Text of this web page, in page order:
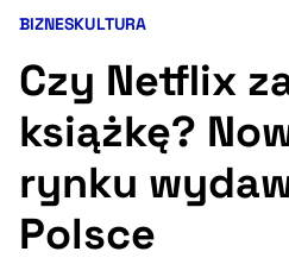
Ułatwienia
Kategorie artykułu:
BIZNESKULTURA
Czy Netflix
książkę?
rynku
Polsce